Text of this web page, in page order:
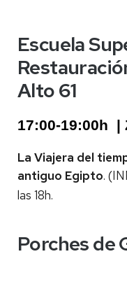
Escuela
Alto 61
17:00-19:00h |
La Viajera del
antiguo Egipto.
las 18h.
Porches de